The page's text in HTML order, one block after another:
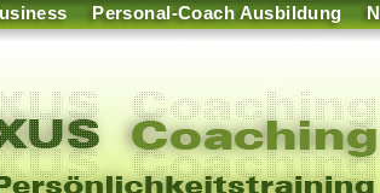
Personal-Coach Ausbildung